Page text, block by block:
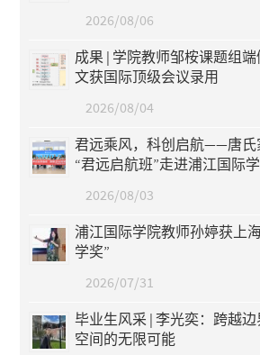
2026/08/06
成果 | 学院教师邹桉课题组
文获国际顶级会议录用
2026/08/04
君远乘风，科创启航——唐氏
“君远启航班”走进浦江国际
2026/08/03
浦江国际学院教师孙婷获上
学奖”
2026/07/31
毕业生风采 | 李光奕：跨越
空间的无限可能